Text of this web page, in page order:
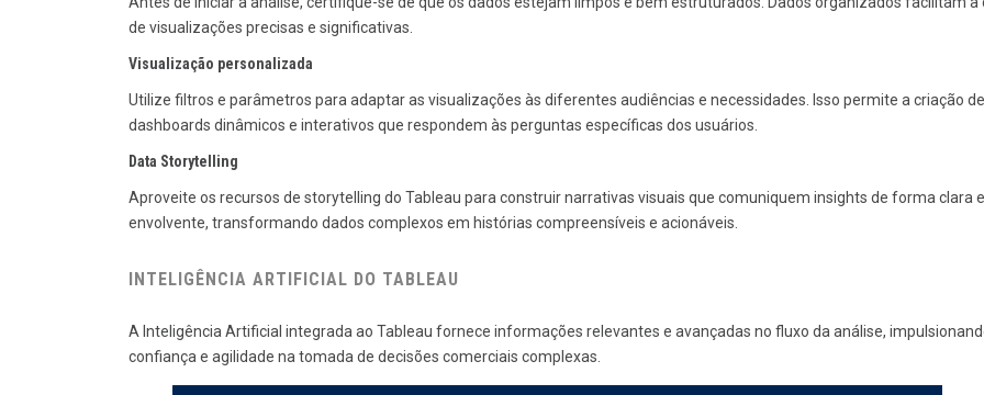
de visualizações precisas e significativas.
Visualização personalizada
Utilize filtros e parâmetros para adaptar as visualizações às diferentes audiências e necessidades. Isso permite a criação de
dashboards dinâmicos e interativos que respondem às perguntas específicas dos usuários.
Data Storytelling
Aproveite os recursos de storytelling do Tableau para construir narrativas visuais que comuniquem insights de forma clara e
envolvente, transformando dados complexos em histórias compreensíveis e acionáveis.
INTELIGÊNCIA ARTIFICIAL DO TABLEAU
A Inteligência Artificial integrada ao Tableau fornece informações relevantes e avançadas no fluxo da análise,
confiança e agilidade na tomada de decisões comerciais complexas.